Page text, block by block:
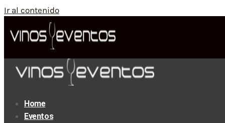
Ir al contenido
Home
Eventos